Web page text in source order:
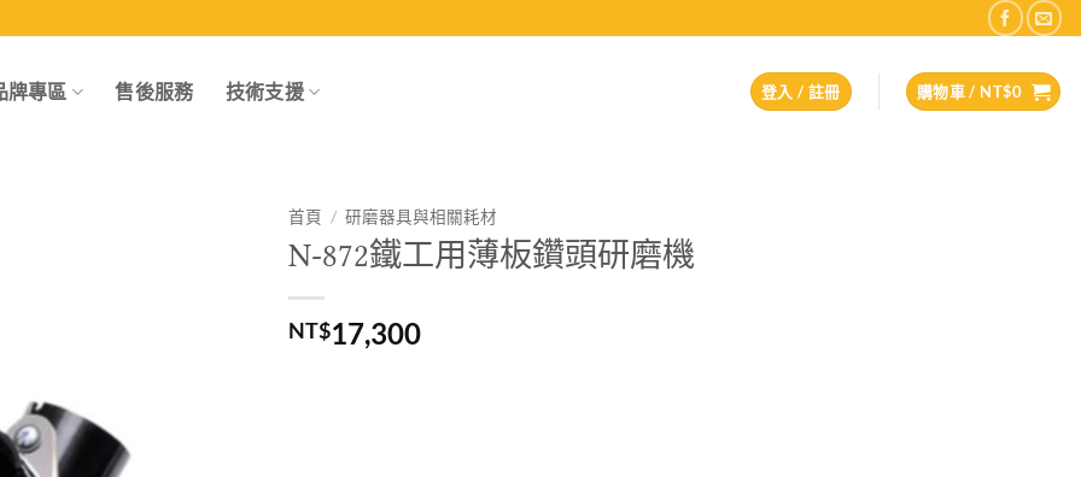
牌專區 售後服務 技術支援 登入 / 註冊 購物車 / NT$0
首頁 / 研磨器具與相關耗材
N-872鐵工用薄板鑽頭研磨機
NT$17,300